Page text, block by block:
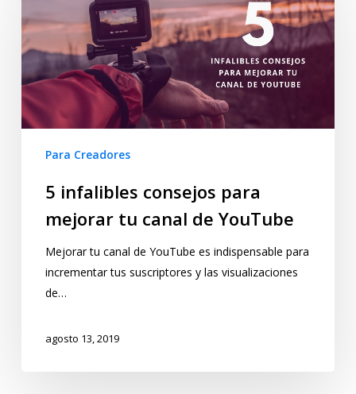
Para Creadores
5 infalibles consejos para
mejorar tu canal de YouTube
Mejorar tu canal de YouTube es indispensable para
incrementar tus suscriptores y las visualizaciones
de…
agosto 13, 2019